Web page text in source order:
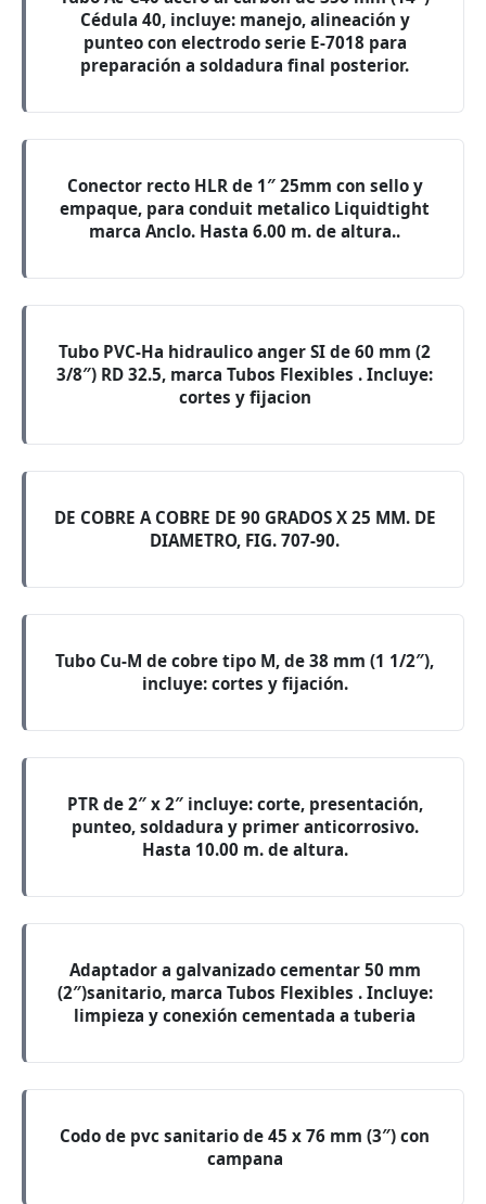
Cédula 40, incluye: manejo, alineación y
punteo con electrodo serie E-7018 para
preparación a soldadura final posterior.
Conector recto HLR de 1″ 25mm con sello y
empaque, para conduit metalico Liquidtight
marca Anclo. Hasta 6.00 m. de altura..
Tubo PVC-Ha hidraulico anger SI de 60 mm (2
3/8″) RD 32.5, marca Tubos Flexibles . Incluye:
cortes y fijacion
DE COBRE A COBRE DE 90 GRADOS X 25 MM. DE
DIAMETRO, FIG. 707-90.
Tubo Cu-M de cobre tipo M, de 38 mm (1 1/2″),
incluye: cortes y fijación.
PTR de 2″ x 2″ incluye: corte, presentación,
punteo, soldadura y primer anticorrosivo.
Hasta 10.00 m. de altura.
Adaptador a galvanizado cementar 50 mm
(2″)sanitario, marca Tubos Flexibles . Incluye:
limpieza y conexión cementada a tuberia
Codo de pvc sanitario de 45 x 76 mm (3″) con
campana